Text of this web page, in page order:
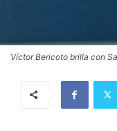
Víctor Bericoto brilla con